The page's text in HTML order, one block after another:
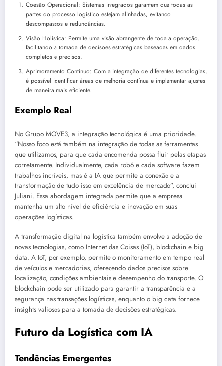
Coesão Operacional: Sistemas integrados garantem que todas as
partes do processo logístico estejam alinhadas, evitando
descompassos e redundâncias.
Visão Holística: Permite uma visão abrangente de toda a operação,
facilitando a tomada de decisões estratégicas baseadas em dados
completos e precisos.
Aprimoramento Contínuo: Com a integração de diferentes tecnologias,
é possível identificar áreas de melhoria contínua e implementar ajustes
de maneira mais eficiente.
Exemplo Real
No Grupo MOVE3, a integração tecnológica é uma prioridade.
“Nosso foco está também na integração de todas as ferramentas
que utilizamos, para que cada encomenda possa fluir pelas etapas
corretamente. Individualmente, cada robô e cada software fazem
trabalhos incríveis, mas é a IA que permite a conexão e a
transformação de tudo isso em excelência de mercado”, conclui
Juliani. Essa abordagem integrada permite que a empresa
mantenha um alto nível de eficiência e inovação em suas
operações logísticas.
A transformação digital na logística também envolve a adoção de
novas tecnologias, como Internet das Coisas (IoT), blockchain e big
data. A IoT, por exemplo, permite o monitoramento em tempo real
de veículos e mercadorias, oferecendo dados precisos sobre
localização, condições ambientais e desempenho do transporte. O
blockchain pode ser utilizado para garantir a transparência e a
segurança nas transações logísticas, enquanto o big data fornece
insights valiosos para a tomada de decisões estratégicas.
Futuro da Logística com IA
Tendências Emergentes